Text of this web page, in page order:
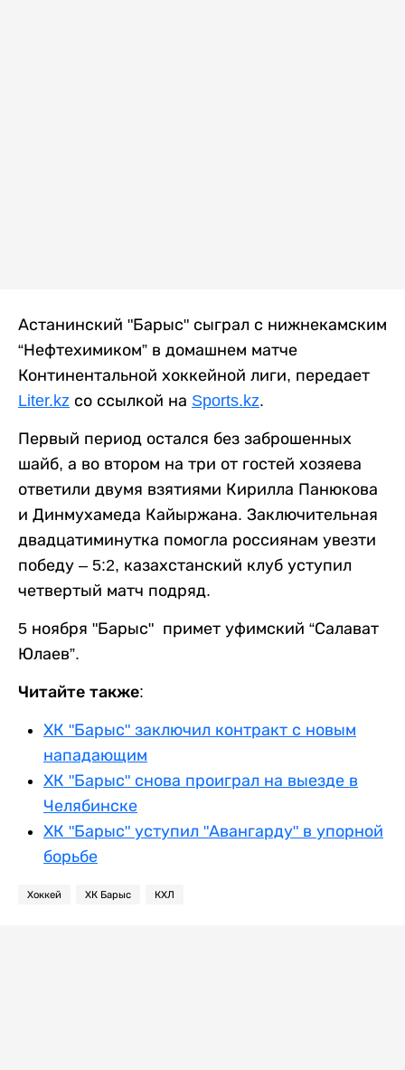
Астанинский "Барыс" сыграл с нижнекамским
“Нефтехимиком” в домашнем матче
Континентальной хоккейной лиги, передает
Liter.kz со ссылкой на Sports.kz.
Первый период остался без заброшенных
шайб, а во втором на три от гостей хозяева
ответили двумя взятиями Кирилла Панюкова
и Динмухамеда Кайыржана. Заключительная
двадцатиминутка помогла россиянам увезти
победу – 5:2, казахстанский клуб уступил
четвертый матч подряд.
5 ноября "Барыс" примет уфимский “Салават
Юлаев”.
Читайте также:
ХК "Барыс" заключил контракт с новым
нападающим
ХК "Барыс" снова проиграл на выезде в
Челябинске
ХК "Барыс" уступил "Авангарду" в упорной
борьбе
Хоккей ХК Барыс КХЛ